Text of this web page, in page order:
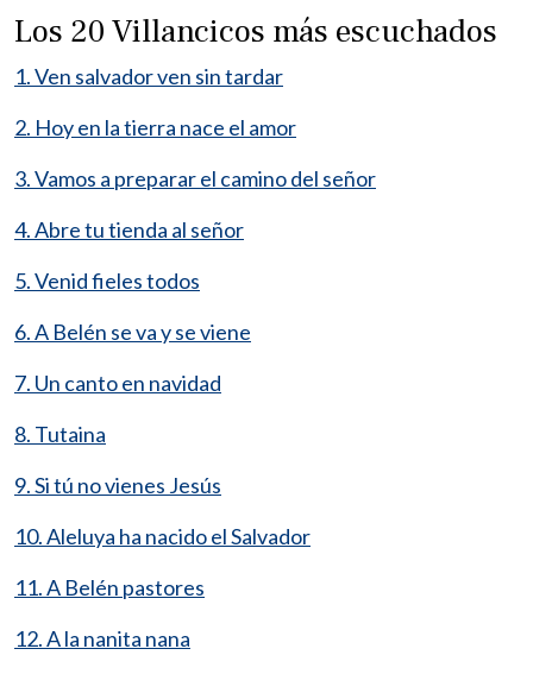
Los 20 Villancicos más escuchados
1. Ven salvador ven sin tardar
2. Hoy en la tierra nace el amor
3. Vamos a preparar el camino del señor
4. Abre tu tienda al señor
5. Venid fieles todos
6. A Belén se va y se viene
7. Un canto en navidad
8. Tutaina
9. Si tú no vienes Jesús
10. Aleluya ha nacido el Salvador
11. A Belén pastores
12. A la nanita nana